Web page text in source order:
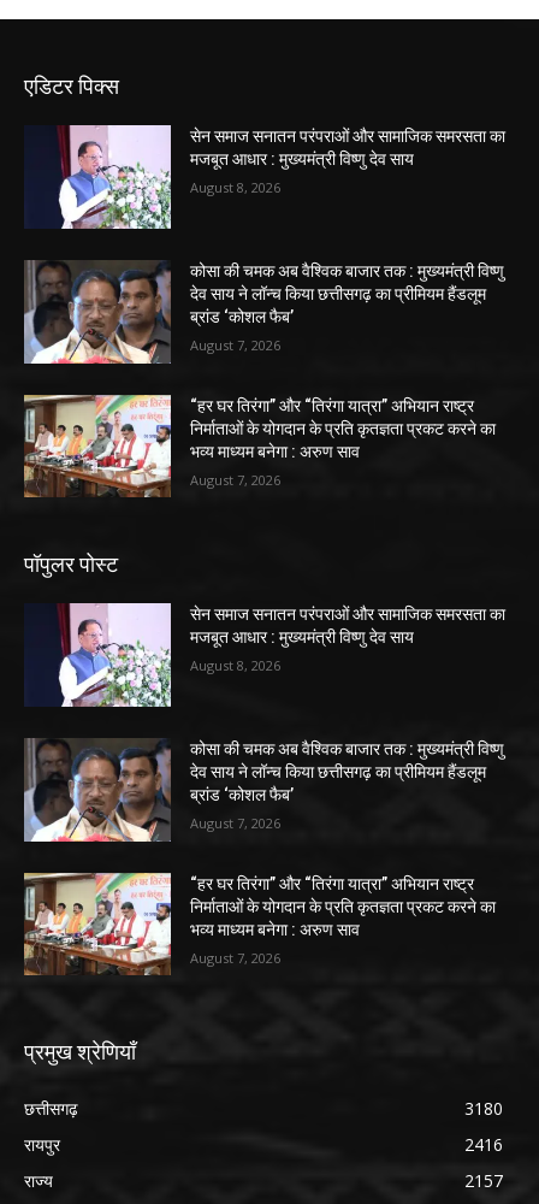
एडिटर पिक्स
सेन समाज सनातन परंपराओं और सामाजिक समरसता का
मजबूत आधार : मुख्यमंत्री विष्णु देव साय
August 8, 2026
कोसा की चमक अब वैश्विक बाजार तक : मुख्यमंत्री विष्णु
देव साय ने लॉन्च किया छत्तीसगढ़ का प्रीमियम हैंडलूम
ब्रांड ‘कोशल फैब’
August 7, 2026
“हर घर तिरंगा” और “तिरंगा यात्रा” अभियान राष्ट्र
निर्माताओं के योगदान के प्रति कृतज्ञता प्रकट करने का
भव्य माध्यम बनेगा : अरुण साव
August 7, 2026
पॉपुलर पोस्ट
सेन समाज सनातन परंपराओं और सामाजिक समरसता का
मजबूत आधार : मुख्यमंत्री विष्णु देव साय
August 8, 2026
कोसा की चमक अब वैश्विक बाजार तक : मुख्यमंत्री विष्णु
देव साय ने लॉन्च किया छत्तीसगढ़ का प्रीमियम हैंडलूम
ब्रांड ‘कोशल फैब’
August 7, 2026
“हर घर तिरंगा” और “तिरंगा यात्रा” अभियान राष्ट्र
निर्माताओं के योगदान के प्रति कृतज्ञता प्रकट करने का
भव्य माध्यम बनेगा : अरुण साव
August 7, 2026
प्रमुख श्रेणियाँ
छत्तीसगढ़
3180
रायपुर
2416
राज्य
2157